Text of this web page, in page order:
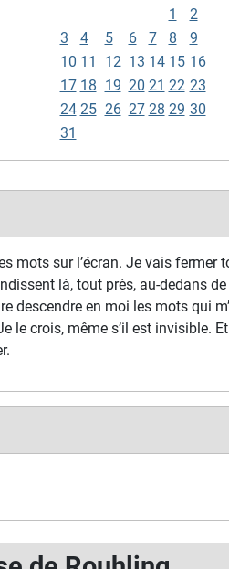
sur l’écran. Je vais fermer
là, tout près, au-dedans
descendre en moi les mots qui
crois, même s’il est invisible.
1
2
3
4 5 6 7 8
9
10 11 12 13 14 15 16
17 18 19 20 21 22 23
24 25 26 27 28 29 30
31